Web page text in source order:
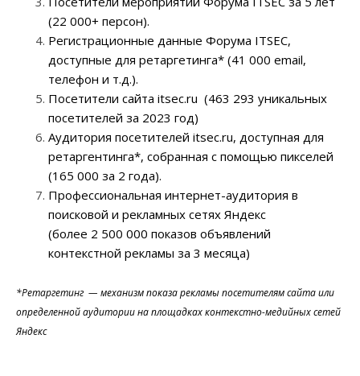
(22 000+ персон).
Регистрационные данные Форума ITSEC,
доступные для ретаргетинга* (41 000 email,
телефон и т.д.).
Посетители сайта itsec.ru (463 293 уникальных
посетителей за 2023 год)
Аудитория посетителей itsec.ru, доступная для
ретаргентинга*, собранная с помощью пикселей
(165 000 за 2 года).
Профессиональная интернет-аудитория в
поисковой и рекламных сетях Яндекс
(более 2 500 000 показов объявлений
контекстной рекламы за 3 месяца)
*Ретаргетинг — механизм показа рекламы посетителям сайта или
определенной аудитории на площадках контекстно-медийных сетей
Яндекс